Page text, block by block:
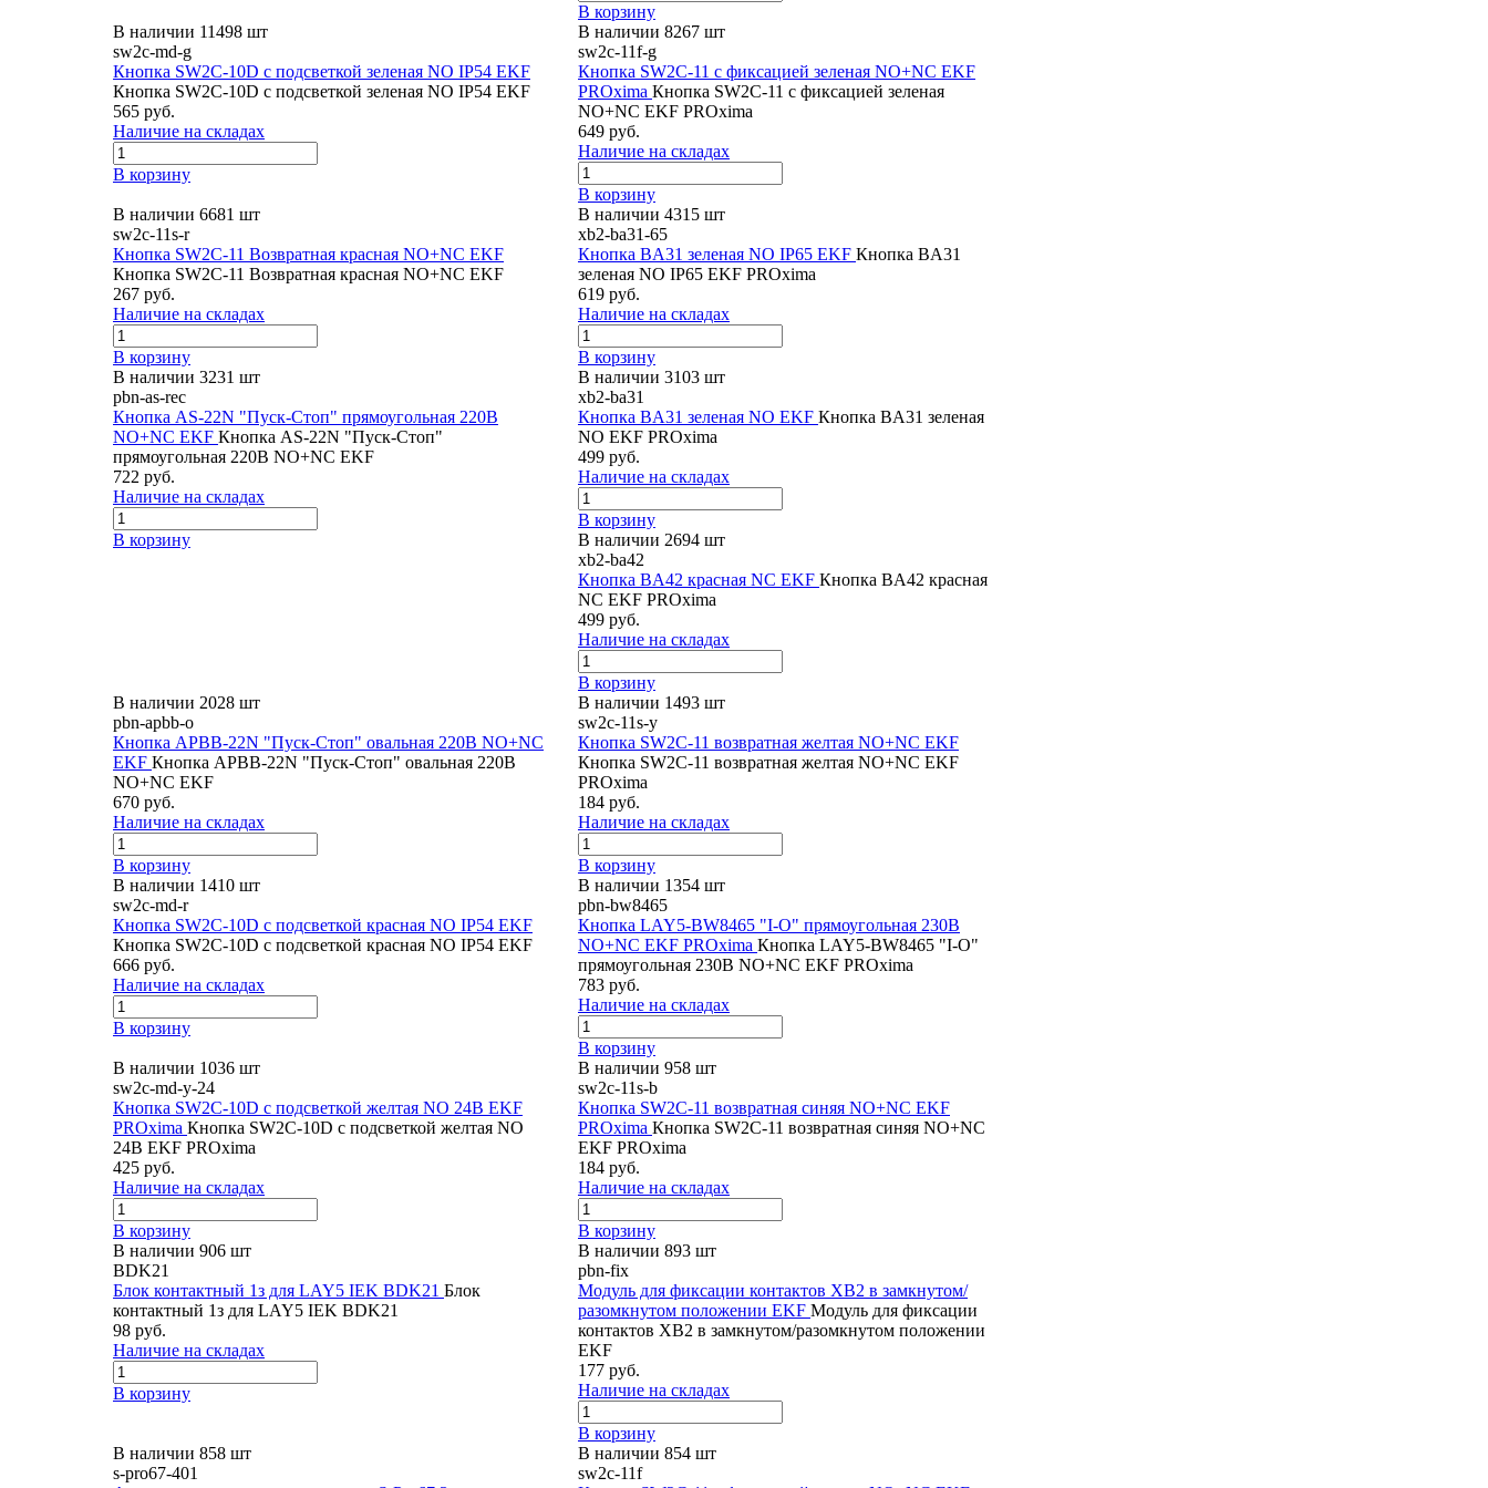
В корзину
В наличии 11498 шт
sw2c-md-g
Кнопка SW2C-10D с подсветкой зеленая NO IP54 EKF
Кнопка SW2C-10D с подсветкой зеленая NO IP54 EKF
565 руб.
Наличие на складах
В корзину
В наличии 8267 шт
sw2c-11f-g
Кнопка SW2C-11 с фиксацией зеленая NO+NC EKF
PROxima Кнопка SW2C-11 с фиксацией зеленая
NO+NC EKF PROxima
649 руб.
Наличие на складах
В корзину
В наличии 6681 шт
sw2c-11s-r
Кнопка SW2C-11 Возвратная красная NO+NC EKF
Кнопка SW2C-11 Возвратная красная NO+NC EKF
267 руб.
Наличие на складах
В корзину
В наличии 4315 шт
xb2-ba31-65
Кнопка BA31 зеленая NO IP65 EKF Кнопка BA31
зеленая NO IP65 EKF PROxima
619 руб.
Наличие на складах
В корзину
В наличии 3231 шт
pbn-as-rec
Кнопка AS-22N "Пуск-Стоп" прямоугольная 220В
NO+NC EKF Кнопка AS-22N "Пуск-Стоп"
прямоугольная 220В NO+NC EKF
722 руб.
Наличие на складах
В корзину
В наличии 3103 шт
xb2-ba31
Кнопка BA31 зеленая NO EKF Кнопка BA31 зеленая
NO EKF PROxima
499 руб.
Наличие на складах
В корзину
В наличии 2694 шт
xb2-ba42
Кнопка BA42 красная NC EKF Кнопка BA42 красная
NC EKF PROxima
499 руб.
Наличие на складах
В корзину
В наличии 2028 шт
pbn-apbb-o
Кнопка АРВВ-22N "Пуск-Стоп" овальная 220В NO+NC
EKF Кнопка АРВВ-22N "Пуск-Стоп" овальная 220В
NO+NC EKF
670 руб.
Наличие на складах
В корзину
В наличии 1493 шт
sw2c-11s-y
Кнопка SW2C-11 возвратная желтая NO+NC EKF
Кнопка SW2C-11 возвратная желтая NO+NC EKF
PROxima
184 руб.
Наличие на складах
В корзину
В наличии 1410 шт
sw2c-md-r
Кнопка SW2C-10D с подсветкой красная NO IP54 EKF
Кнопка SW2C-10D с подсветкой красная NO IP54 EKF
666 руб.
Наличие на складах
В корзину
В наличии 1354 шт
pbn-bw8465
Кнопка LAY5-BW8465 "I-O" прямоугольная 230В
NO+NC EKF PROxima Кнопка LAY5-BW8465 "I-O"
прямоугольная 230В NO+NC EKF PROxima
783 руб.
Наличие на складах
В корзину
В наличии 1036 шт
sw2c-md-y-24
Кнопка SW2C-10D с подсветкой желтая NO 24В EKF
PROxima Кнопка SW2C-10D с подсветкой желтая NO
24В EKF PROxima
425 руб.
Наличие на складах
В корзину
В наличии 958 шт
sw2c-11s-b
Кнопка SW2C-11 возвратная синяя NO+NC EKF
PROxima Кнопка SW2C-11 возвратная синяя NO+NC
EKF PROxima
184 руб.
Наличие на складах
В корзину
В наличии 906 шт
BDK21
Блок контактный 1з для LAY5 IEK BDK21 Блок
контактный 1з для LAY5 IEK BDK21
98 руб.
Наличие на складах
В корзину
В наличии 893 шт
pbn-fix
Модуль для фиксации контактов XB2 в замкнутом/
разомкнутом положении EKF Модуль для фиксации
контактов XB2 в замкнутом/разомкнутом положении
EKF
177 руб.
Наличие на складах
В корзину
В наличии 858 шт
s-pro67-401
В наличии 854 шт
sw2c-11f